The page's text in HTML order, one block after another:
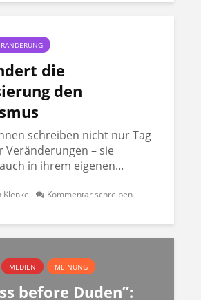
die
den
schreiben nicht nur Tag
Veränderungen – sie
in ihrem eigenen...
Klenke Kommentar schreiben
MEDIEN MEINUNG
before Duden”: